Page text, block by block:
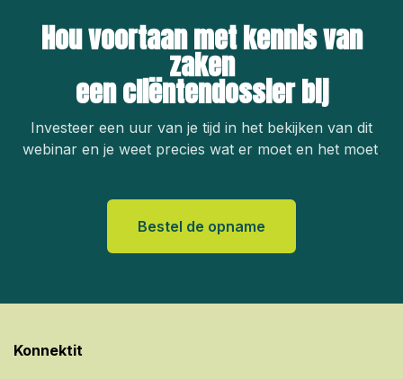
bij ons maandelijks vragenuurtje
gezondheidsrecht, waar je jouw concrete vraag
kan stellen aan onze juriste.
Hou voortaan met kennis van
zaken
een cliëntendossier bij
Investeer een uur van je tijd in het bekijken van dit
webinar en je weet precies wat er moet en het moet.
Bestel de opname
Konnektit